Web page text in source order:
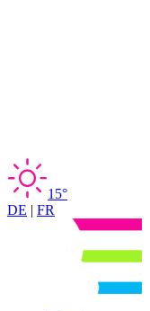
15°
DE | FR